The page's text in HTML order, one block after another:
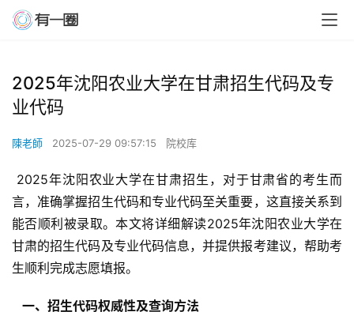
2025年沈阳农业大学在甘肃招生代码及专
业代码
陳老師 2025-07-29 09:57:15 院校库
言，准确掌握招生代码和专业代码至关重要，这直接关系到
能否顺利被录取。本文将详细解读2025年沈阳农业大学在
甘肃的招生代码及专业代码信息，并提供报考建议，帮助考
生顺利完成志愿填报。
  一、招生代码权威性及查询方法